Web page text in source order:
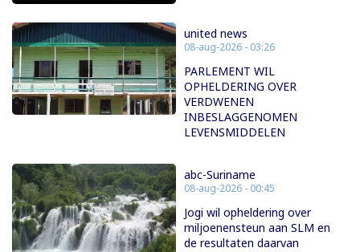
united news
08-aug-2026 - 03:26
PARLEMENT WIL
OPHELDERING OVER
VERDWENEN
INBESLAGGENOMEN
LEVENSMIDDELEN
abc-Suriname
08-aug-2026 - 00:45
Jogi wil opheldering over
miljoenensteun aan SLM en
de resultaten daarvan